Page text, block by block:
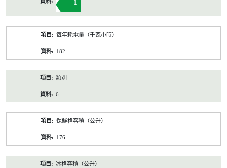
1
每年耗電量（千瓦小時）
182
類別
6
保鮮格容積（公升）
176
冰格容積（公升）